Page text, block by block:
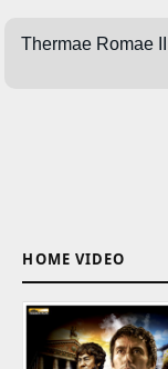
HOME VIDEO